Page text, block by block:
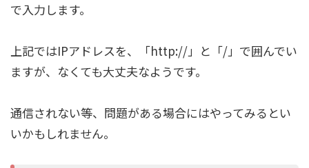
で入力します。
上記ではIPアドレスを、「http://」と「/」で囲んでい
ますが、なくても大丈夫なようです。
通信されない等、問題がある場合にはやってみるとい
いかもしれません。